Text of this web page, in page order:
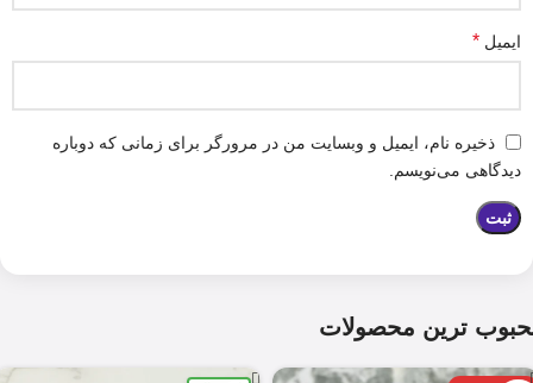
ایمیل *
ذخیره نام، ایمیل و وبسایت من در مرورگر برای زمانی که دوباره
دیدگاهی می‌نویسم.
ترین محصولات